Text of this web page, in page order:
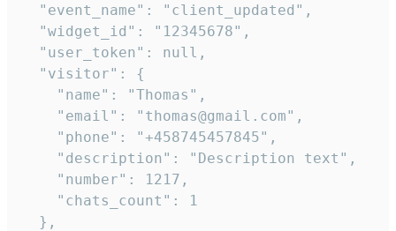
  "event_name": "client_updated",
  "widget_id": "12345678",
  "user_token": null,
  "visitor": {
    "name": "Thomas",
    "email": "thomas@gmail.com",
    "phone": "+458745457845",
    "description": "Description text",
    "number": 1217,
    "chats_count": 1
  },